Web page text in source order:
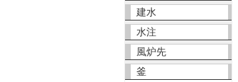
建水
水注
風炉先
釜